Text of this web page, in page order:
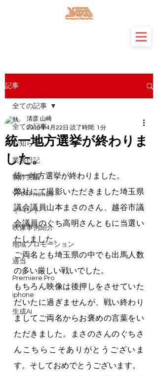
記事
全ての記事
お知らせ
業務日記
制作実績
YMM Friends
イベント
映像事例紹介
地域プロモーション
適当
Premiere Pro
iphone
生成AI
全ての記事
統一地方選挙が終わりま
した。
清彦 山崎
2019年4月22日 読了時間: 1分
統一地方選挙が終わりました。
弊社にて撮影いただきました埼玉県
議会議員山本まさのさん、越谷市議
会議員のぐち高明さんともに当選い
たしました。
ご両名とも埼玉県の中でも出馬人数
の多い厳しい戦いでした。
もちろん映像は後押しをさせていた
だいたに過ぎませんが、戦い終わり
ましてご両名からお褒めの言葉をい
ただきました。まさのさんのぐちさ
んこちらこそありがとうございま
す。そしておめでとうございます。